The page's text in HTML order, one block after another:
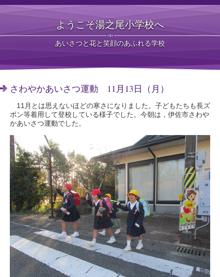
ようこそ湯之尾小学校へ
あいさつと花と笑顔のあふれる学校
さわやかあいさつ運動 11月13日（月）
11月とは思えないほどの寒さになりました。子どもたちも長ズ
ボン等着用して登校している様子でした。今朝は，伊佐市さわや
かあいさつ運動でした。